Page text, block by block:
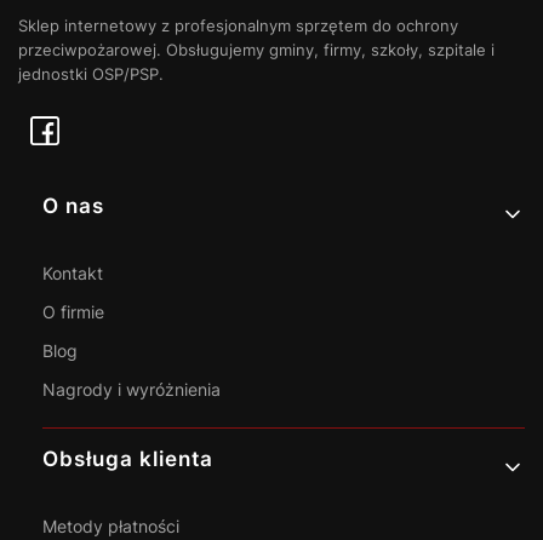
Sklep internetowy z profesjonalnym sprzętem do ochrony
przeciwpożarowej. Obsługujemy gminy, firmy, szkoły, szpitale i
jednostki OSP/PSP.
Linki w stopce
O nas
Kontakt
O firmie
Blog
Nagrody i wyróżnienia
Obsługa klienta
Metody płatności